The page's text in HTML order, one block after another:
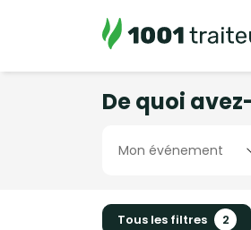
De quoi
Tous les filtres 2